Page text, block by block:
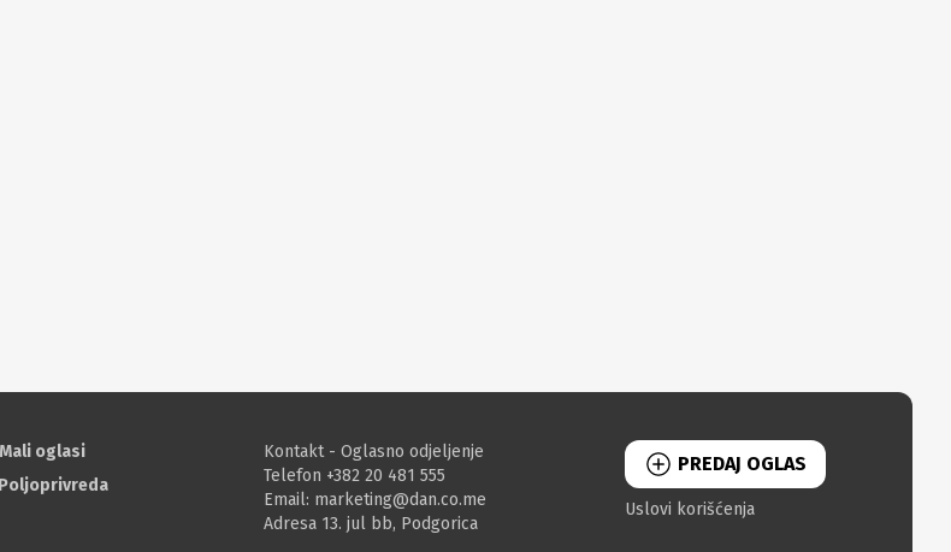
Mali oglasi
Poljoprivreda
Kontakt - Oglasno odjeljenje
Telefon +382 20 481 555
Email: marketing@dan.co.me
Adresa 13. jul bb, Podgorica
PREDAJ OGLAS
Uslovi korišćenja